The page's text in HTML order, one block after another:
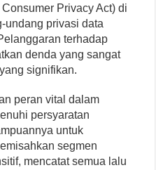
Privacy Act) di
undang privasi data
terhadap
denda yang sangat
signifikan.
peran vital dalam
persyaratan
untuk
segmen
mencatat semua lalu